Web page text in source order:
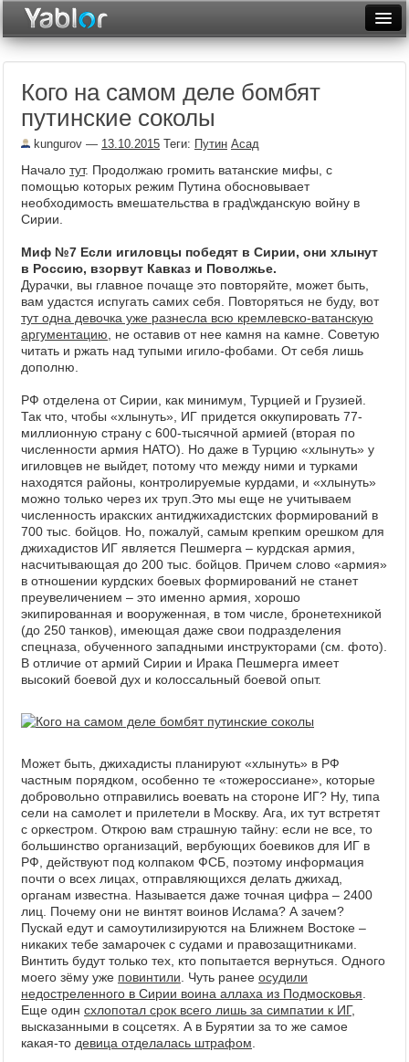
Неделя
Месяц
Архив
Видеотоп
Кого на самом деле бомбят
путинские соколы
kungurov — 13.10.2015 Теги: Путин Асад
Начало тут. Продолжаю громить ватанские мифы, с
помощью которых режим Путина обосновывает
необходимость вмешательства в град\жданскую войну в
Сирии.
Миф №7 Если игиловцы победят в Сирии, они хлынут
в Россию, взорвут Кавказ и Поволжье.
Дурачки, вы главное почаще это повторяйте, может быть,
вам удастся испугать самих себя. Повторяться не буду, вот
тут одна девочка уже разнесла всю кремлевско-ватанскую
аргументацию , не оставив от нее камня на камне. Советую
читать и ржать над тупыми игило-фобами. От себя лишь
дополню.
РФ отделена от Сирии, как минимум, Турцией и Грузией.
Так что, чтобы «хлынуть», ИГ придется оккупировать 77-
миллионную страну с 600-тысячной армией (вторая по
численности армия НАТО). Но даже в Турцию «хлынуть» у
игиловцев не выйдет, потому что между ними и турками
находятся районы, контролируемые курдами, и «хлынуть»
можно только через их труп. Это мы еще не учитываем
численность иракских антиджихадистских формирований в
700 тыс. бойцов. Но, пожалуй, самым крепким орешком для
джихадистов ИГ является Пешмерга – курдская армия,
насчитывающая до 200 тыс. бойцов. Причем слово «армия»
в отношении курдских боевых формирований не станет
преувеличением – это именно армия, хорошо
экипированная и вооруженная, в том числе, бронетехникой
(до 250 танков), имеющая даже свои подразделения
спецназа, обученного западными инструкторами (см. фото).
В отличие от армий Сирии и Ирака Пешмерга имеет
высокий боевой дух и колоссальный боевой опыт.
Может быть, джихадисты планируют «хлынуть» в РФ
частным порядком, особенно те «тожероссиане», которые
добровольно отправились воевать на стороне ИГ? Ну, типа
сели на самолет и прилетели в Москву. Ага, их тут встретят
с оркестром. Открою вам страшную тайну: если не все, то
большинство организаций, вербующих боевиков для ИГ в
РФ, действуют под колпаком ФСБ, поэтому информация
почти о всех лицах, отправляющихся делать джихад,
органам известна. Называется даже точная цифра – 2400
лиц. Почему они не винтят воинов Ислама? А зачем?
Пускай едут и самоутилизируются на Ближнем Востоке –
никаких тебе замарочек с судами и правозащитниками.
Винтить будут только тех, кто попытается вернуться. Одного
моего зёму уже повинтили . Чуть ранее осудили
недостреленного в Сирии воина аллаха из Подмосковья
Еще один схлопотал срок всего лишь за симпатии к ИГ,
высказанными в соцсетях. А в Бурятии за то же самое
какая-то девица отделалась штрафом